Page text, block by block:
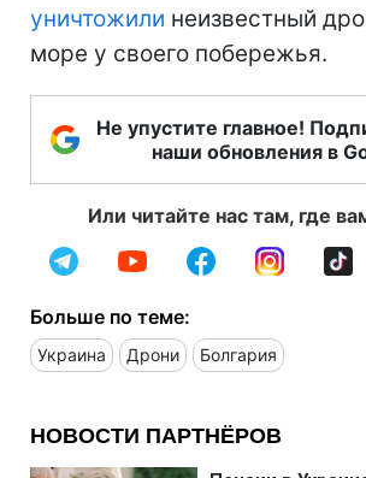
уничтожили неизвестный
море у своего побережья.
Не упустите главное!
наши обновления в
Или читайте нас там, где
Больше по теме:
Украина Дрони Болгария